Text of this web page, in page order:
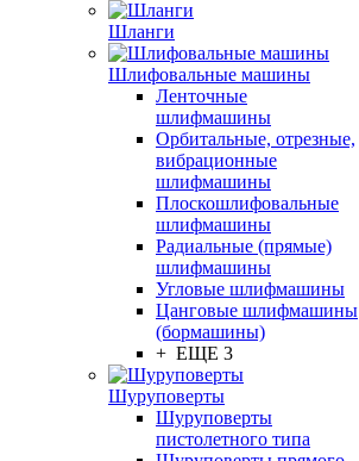
Шланги
Шлифовальные машины
Ленточные
шлифмашины
Орбитальные, отрезные,
вибрационные
шлифмашины
Плоскошлифовальные
шлифмашины
Радиальные (прямые)
шлифмашины
Угловые шлифмашины
Цанговые шлифмашины
(бормашины)
+ ЕЩЕ 3
Шуруповерты
Шуруповерты
пистолетного типа